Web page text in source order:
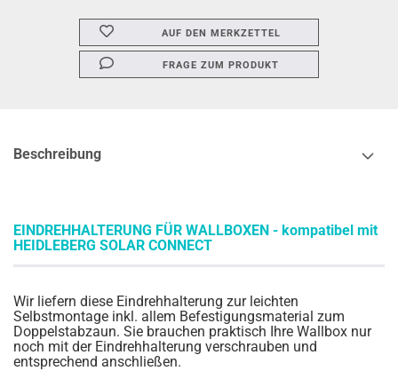
AUF DEN MERKZETTEL
FRAGE ZUM PRODUKT
Beschreibung
EINDREHHALTERUNG FÜR WALLBOXEN - kompatibel mit
HEIDLEBERG SOLAR CONNECT
Wir liefern diese Eindrehhalterung zur leichten
Selbstmontage inkl. allem Befestigungsmaterial zum
Doppelstabzaun. Sie brauchen praktisch Ihre Wallbox nur
noch mit der Eindrehhalterung verschrauben und
entsprechend anschließen.